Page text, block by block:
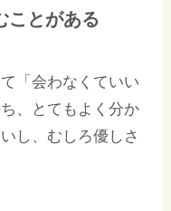
ことがある
「会わなくていい
、とてもよく分か
し、むしろ優しさ